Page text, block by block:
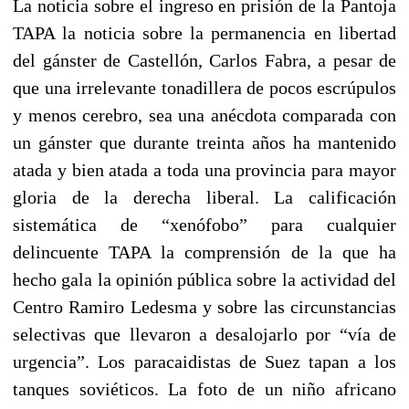
La noticia sobre el ingreso en prisión de la Pantoja
TAPA la noticia sobre la permanencia en libertad
del gánster de Castellón, Carlos Fabra, a pesar de
que una irrelevante tonadillera de pocos escrúpulos
y menos cerebro, sea una anécdota comparada con
un gánster que durante treinta años ha mantenido
atada y bien atada a toda una provincia para mayor
gloria de la derecha liberal. La calificación
sistemática de “xenófobo” para cualquier
delincuente TAPA la comprensión de la que ha
hecho gala la opinión pública sobre la actividad del
Centro Ramiro Ledesma y sobre las circunstancias
selectivas que llevaron a desalojarlo por “vía de
urgencia”. Los paracaidistas de Suez tapan a los
tanques soviéticos. La foto de un niño africano